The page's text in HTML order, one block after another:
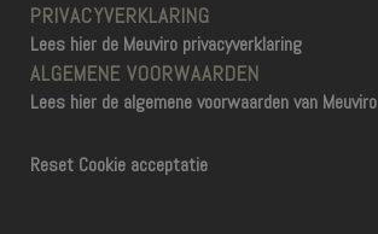
PRIVACYVERKLARING
Lees hier de Meuviro privacyverklaring
ALGEMENE VOORWAARDEN
Lees hier de algemene voorwaarden van Meuviro
Reset Cookie acceptatie